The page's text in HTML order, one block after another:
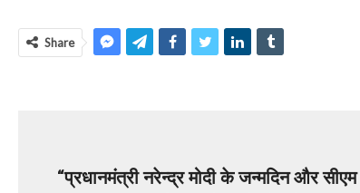
Share
“प्रधानमंत्री नरेन्द्र मोदी के जन्मदिन और